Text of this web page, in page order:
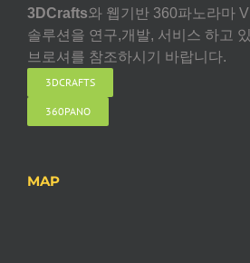
3DCrafts와 웹기반 360파노라마
솔루션을 연구,개발, 서비스 하고
브로셔를 참조하시기 바랍니다.
3DCRAFTS
360PANO
MAP